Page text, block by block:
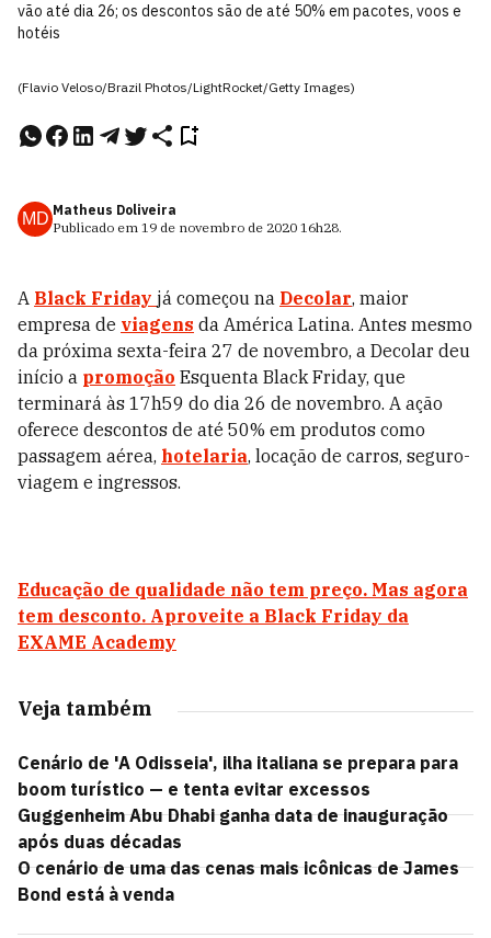
vão até dia 26; os descontos são de até 50% em pacotes, voos e
hotéis
(Flavio Veloso/Brazil Photos/LightRocket/Getty Images)
MD Matheus Doliveira
Publicado em 19 de novembro de 2020 16h28.
A Black Friday já começou na Decolar, maior
empresa de viagens da América Latina. Antes mesmo
da próxima sexta-feira 27 de novembro, a Decolar deu
início a promoção Esquenta Black Friday, que
terminará às 17h59 do dia 26 de novembro. A ação
oferece descontos de até 50% em produtos como
passagem aérea, hotelaria, locação de carros, seguro-
viagem e ingressos.
Educação de qualidade não tem preço. Mas agora
tem desconto. Aproveite a Black Friday da
EXAME Academy
Veja também
Cenário de 'A Odisseia', ilha italiana se prepara para
boom turístico — e tenta evitar excessos
Guggenheim Abu Dhabi ganha data de inauguração
após duas décadas
O cenário de uma das cenas mais icônicas de James
Bond está à venda